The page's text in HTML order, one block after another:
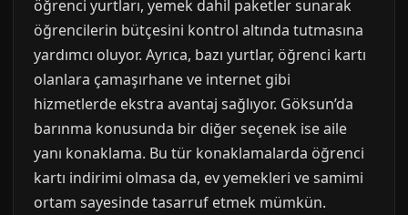
öğrenci yurtları, yemek dahil paketler sunarak
öğrencilerin bütçesini kontrol altında tutmasına
yardımcı oluyor. Ayrıca, bazı yurtlar, öğrenci kartı
olanlara çamaşırhane ve internet gibi
hizmetlerde ekstra avantaj sağlıyor. Göksun’da
barınma konusunda bir diğer seçenek ise aile
yanı konaklama. Bu tür konaklamalarda öğrenci
kartı indirimi olmasa da, ev yemekleri ve samimi
ortam sayesinde tasarruf etmek mümkün.